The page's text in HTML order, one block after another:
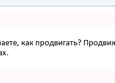
как продвигать?